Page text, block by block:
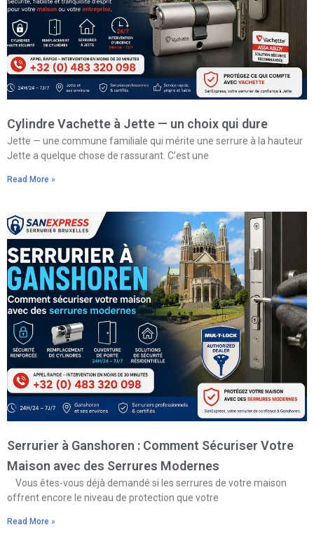
Cylindre Vachette à Jette — un choix qui dure
Jette — une commune familiale qui mérite une serrure à la hauteur
Jette a quelque chose de rassurant. C’est une
Read More »
Serrurier à Ganshoren : Comment Sécuriser Votre
Maison avec des Serrures Modernes
Vous êtes-vous déjà demandé si les serrures de votre maison
offrent encore le niveau de protection que votre
Read More »